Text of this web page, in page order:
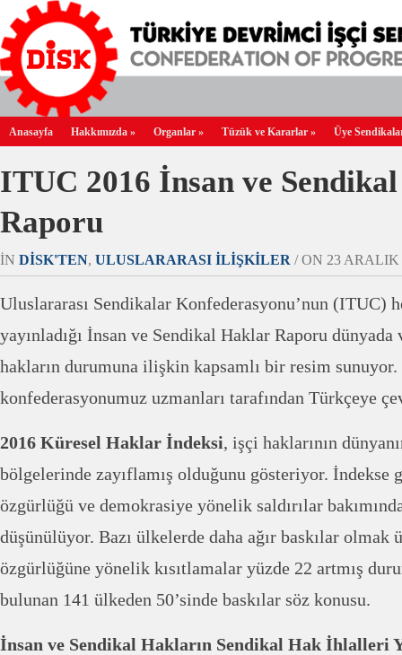
Anasayfa Hakkımızda » Organlar » Tüzük ve Kararlar » Üye
ITUC 2016 İnsan ve
Raporu
IN DİSK'TEN, ULUSLARARASI İLIŞKILER / ON 23 ARALIK
Uluslararası Sendikalar Konfederasyonu’nun (ITUC)
yayınladığı İnsan ve Sendikal Haklar Raporu
hakların durumuna ilişkin kapsamlı bir resim
konfederasyonumuz uzmanları tarafından Türkçeye
2016 Küresel Haklar İndeksi, işçi haklarının
bölgelerinde zayıflamış olduğunu gösteriyor. İndekse
özgürlüğü ve demokrasiye yönelik saldırılar
düşünülüyor. Bazı ülkelerde daha ağır baskılar olmak
özgürlüğüne yönelik kısıtlamalar yüzde 22 artmış
bulunan 141 ülkeden 50’sinde baskılar söz konusu.
İnsan ve Sendikal Hakların Sendikal Hak İhlalleri